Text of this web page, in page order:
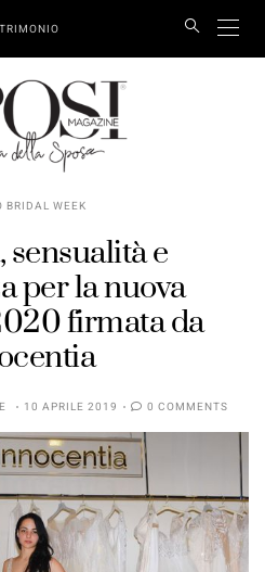
BRIDAL WEEK
sensualità e
per la nuova
firmata da
10 APRILE 2019 0 COMMENTS